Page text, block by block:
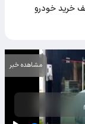
خرید خودرو
مشاهده خبر